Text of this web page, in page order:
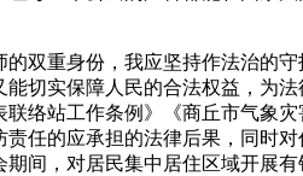
重身份，我应坚持作法治的守
切实保障人民的合法权益，为
联络站工作条例》《商丘市气象
任的应承担的法律后果，同时
间，对居民集中居住区域开展